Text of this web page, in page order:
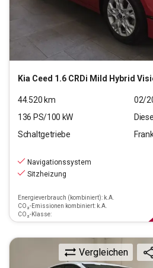
Kia Ceed 1.6 CRDi Mild Hybrid Vision (EURO
44.520 km
02/
136 PS/100 kW
Diesel
Schaltgetriebe
Navigationssystem
Sitzheizung
Energieverbrauch (kombiniert): k.A.
CO₂-Emissionen kombiniert: k.A.
CO₂-Klasse:
Vergleichen